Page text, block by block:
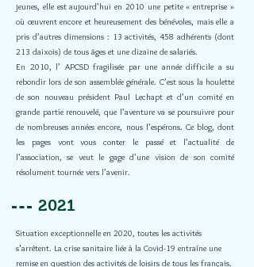
jeunes, elle est aujourd’hui en 2010 une petite « entreprise »
où œuvrent encore et heureusement des bénévoles, mais elle a
pris d’autres dimensions : 13 activités, 458 adhérents (dont
213 daixois) de tous âges et une dizaine de salariés.
En 2010, l’ APCSD fragilisée par une année difficile a su
rebondir lors de son assemblée générale. C’est sous la houlette
de son nouveau président Paul Lechapt et d’un comité en
grande partie renouvelé, que l’aventure va se poursuivre pour
de nombreuses années encore, nous l’espérons. Ce blog, dont
les pages vont vous conter le passéet l’actualité de
l’association, se veut le gage d’une vision de son comité
résolument tournée vers l’avenir.
2021
Situation exceptionnelle en 2020, toutes les activités
s'arrêtent. La crise sanitaire liée à la Covid-19 entraîne une
remise en question des activités de loisirs de tous les français.